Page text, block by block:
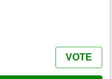
VOTE